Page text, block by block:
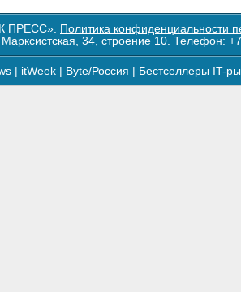
ПРЕСС». Политика конфиденциальности
Марксистская, 34, строение 10. Телефон:
itWeek Byte/Россия Бестселлеры IT-